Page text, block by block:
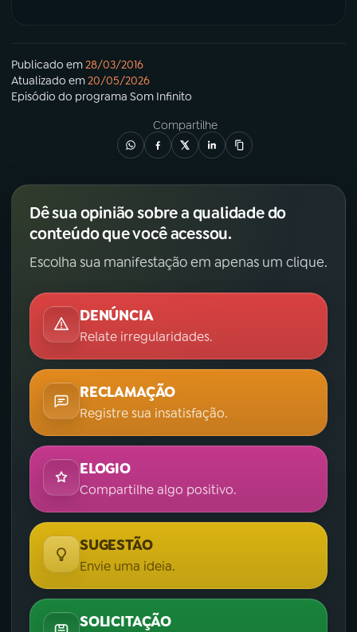
TikTok
Publicado em28/03/2016
Atualizado em20/05/2026
Episódio do programa Som Infinito
Compartilhe
Dê sua opinião sobre a qualidade do
conteúdo que você acessou.
Escolha sua manifestação em apenas um clique.
DENÚNCIA
Relate irregularidades.
RECLAMAÇÃO
Registre sua insatisfação.
ELOGIO
Compartilhe algo positivo.
SUGESTÃO
Envie uma ideia.
SOLICITAÇÃO